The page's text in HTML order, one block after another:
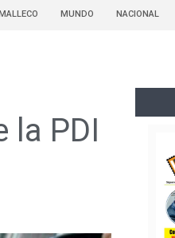
MUNDO NACIONAL
la PDI